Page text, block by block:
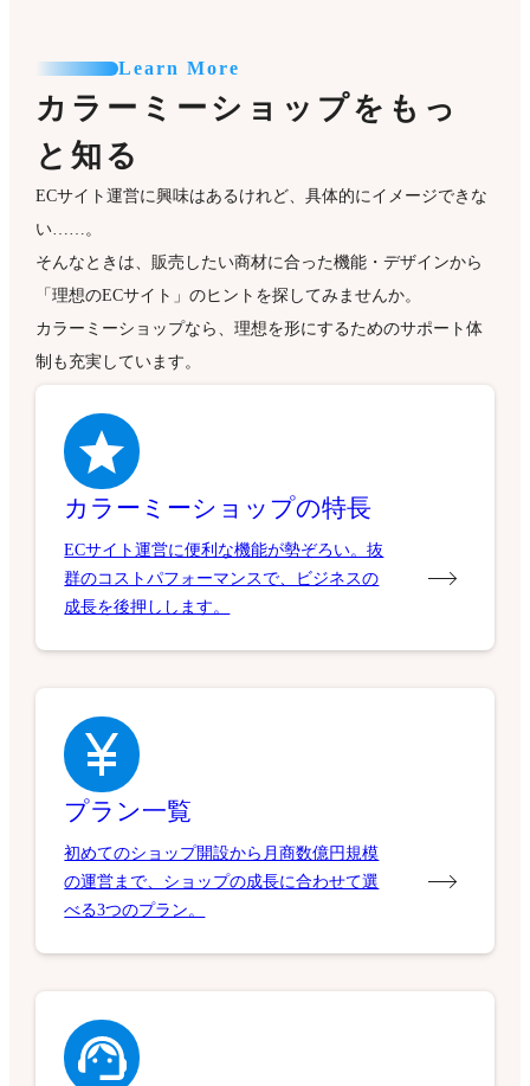
Learn More
カラーミーショップをもっ
と知る
ECサイト運営に興味はあるけれど、具体的にイメージできな
い……。
そんなときは、販売したい商材に合った機能・デザインから
「理想のECサイト」のヒントを探してみませんか。
カラーミーショップなら、理想を形にするためのサポート体
制も充実しています。
カラーミーショップの特長
ECサイト運営に便利な機能が勢ぞろい。抜
群のコストパフォーマンスで、ビジネスの
成長を後押しします。
プラン一覧
初めてのショップ開設から月商数億円規模
の運営まで、ショップの成長に合わせて選
べる3つのプラン。